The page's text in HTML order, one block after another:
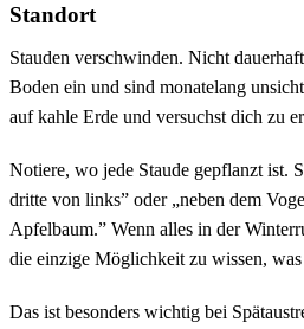
Standort
Stauden verschwinden. Nicht
Boden ein und sind monatelang
auf kahle Erde und versuchst dich zu
Notiere, wo jede Staude gepflanzt ist.
dritte von links” oder „neben dem
Apfelbaum.” Wenn alles in der
die einzige Möglichkeit zu wissen,
Das ist besonders wichtig bei